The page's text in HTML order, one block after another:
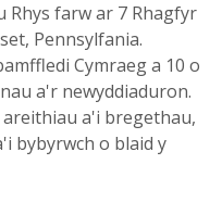
Rhys farw ar 7 Rhagfyr
Pennsylfania.
Cymraeg a 10 o
a'r newyddiaduron.
areithiau a'i bregethau,
bybyrwch o blaid y